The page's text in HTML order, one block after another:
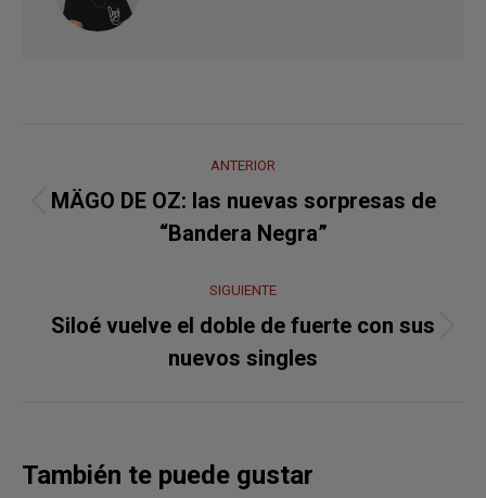
entre
publicaciones
ANTERIOR
Publicación
anterior:
MÄGO DE OZ: las nuevas sorpresas de
“Bandera Negra”
SIGUIENTE
Publicación
siguiente:
Siloé vuelve el doble de fuerte con sus
nuevos singles
También te puede gustar